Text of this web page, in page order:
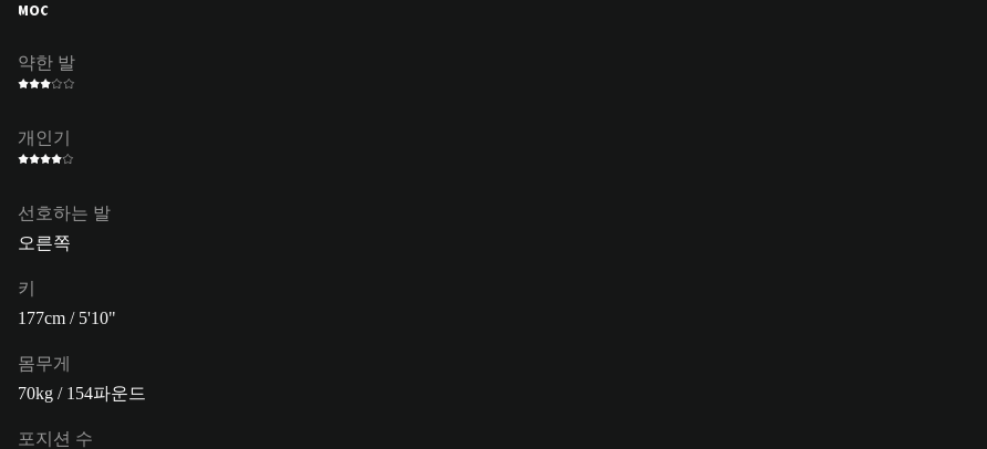
MOC
약한 발
개인기
선호하는 발
오른쪽
키
177cm / 5'10"
몸무게
70kg / 154파운드
포지션 수